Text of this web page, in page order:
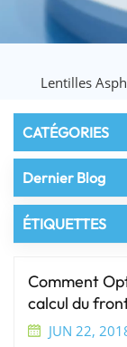
Lentilles
CATÉGORIES
Dernier Blog
ÉTIQUETTES
Comment
calcul du
JUN 22,